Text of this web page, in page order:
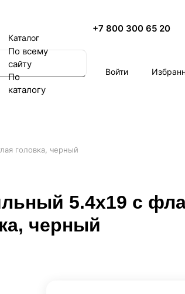
+7 800 300 65 20
Каталог
По всему
сайту
По
каталогу
Войти
головка, черный
5.4х19 с
черный